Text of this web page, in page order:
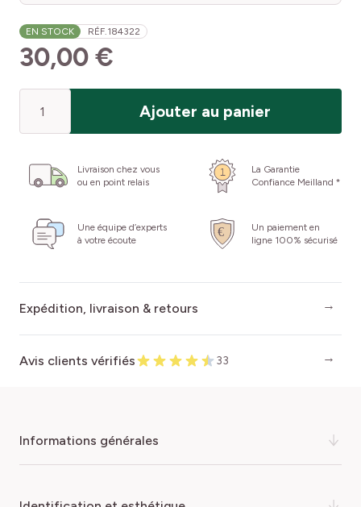
EN STOCK RÉF.184322
30,00 €
Ajouter au panier
Livraison chez vous
ou en point relais
La Garantie
Confiance Meilland *
Une équipe d’experts
à votre écoute
Un paiement en
ligne 100% sécurisé
Expédition, livraison & retours
Avis clients vérifiés 33
informations générales
Laissez-vous séduire par l'élégance française incarnée